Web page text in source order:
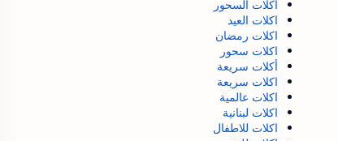
اكلات السحور
اكلات العيد
اكلات رمضان
اكلات سحور
أكلات سريعة
اكلات سريعة
اكلات عالمية
اكلات لبنانية
اكلات للاطفال